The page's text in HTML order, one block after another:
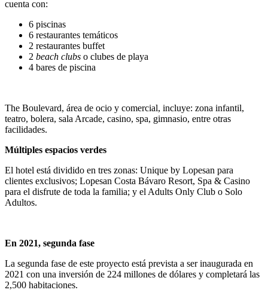
cuenta con:
6 piscinas
6 restaurantes temáticos
2 restaurantes buffet
2 beach clubs o clubes de playa
4 bares de piscina
The Boulevard, área de ocio y comercial, incluye: zona infantil,
teatro, bolera, sala Arcade, casino, spa, gimnasio, entre otras
facilidades.
Múltiples espacios verdes
El hotel está dividido en tres zonas: Unique by Lopesan para
clientes exclusivos; Lopesan Costa Bávaro Resort, Spa & Casino
para el disfrute de toda la familia; y el Adults Only Club o Solo
Adultos.
En 2021, segunda fase
La segunda fase de este proyecto está prevista a ser inaugurada en
2021 con una inversión de 224 millones de dólares y completará las
2,500 habitaciones.